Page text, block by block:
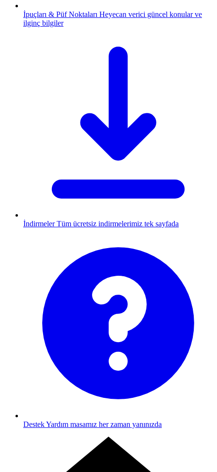
İpuçları & Püf Noktaları Heyecan verici güncel konular ve
ilginç bilgiler
İndirmeler Tüm ücretsiz indirmelerimiz tek sayfada
DestekYardım masamız her zaman yanınızda